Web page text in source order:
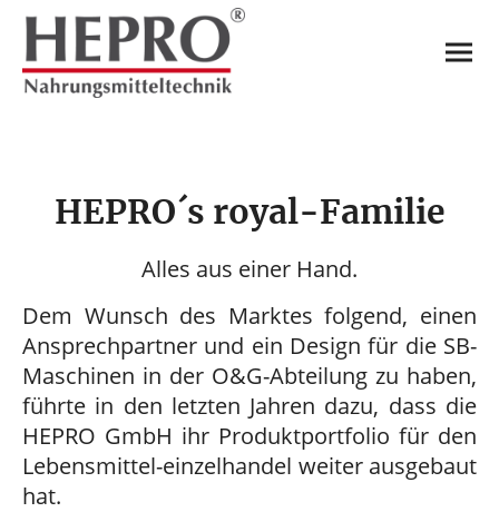
HEPRO´s royal-Familie
Alles aus einer Hand.
Dem Wunsch des Marktes folgend, einen
Ansprechpartner und ein Design für die SB-
Maschinen in der O&G-Abteilung zu haben,
führte in den letzten Jahren dazu, dass die
HEPRO GmbH ihr Produktportfolio für den
Lebensmittel-einzelhandel weiter ausgebaut
hat.